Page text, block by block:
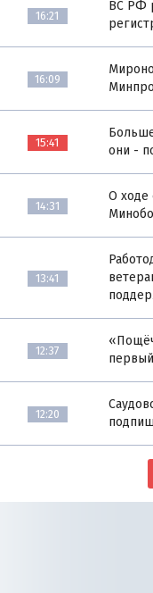
16:21
ВС РФ
16:09
15:41
они -
14:31
О ходе
13:41
12:37
12:20